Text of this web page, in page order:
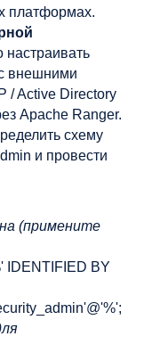
платформах.
настраивать
внешними
/ Active Directory
Apache Ranger.
схему
и провести
(примените
IDENTIFIED BY